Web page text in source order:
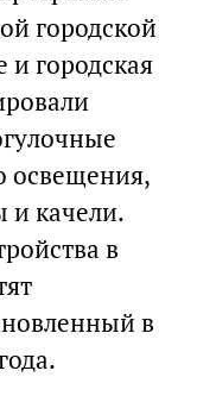
городской
городская
освещения,
и качели.
в
в